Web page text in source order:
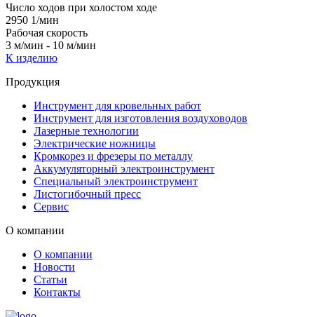
Число ходов при холостом ходе
2950 1/мин
Рабочая скорость
3 м/мин - 10 м/мин
К изделию
Продукция
Инструмент для кровельных работ
Инструмент для изготовления воздуховодов
Лазерные технологии
Электрические ножницы
Кромкорез и фрезеры по металлу
Аккумуляторный электроинструмент
Специальный электроинструмент
Листогибочный пресс
Сервис
О компании
О компании
Новости
Статьи
Контакты